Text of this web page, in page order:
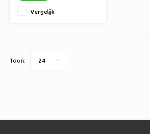
Vergelijk
Toon: 24